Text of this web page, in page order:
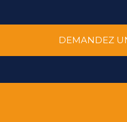
DEMANDEZ